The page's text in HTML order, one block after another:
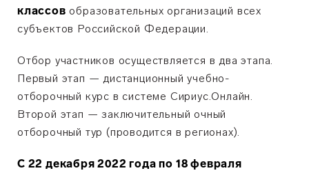
классов образовательных организаций всех
субъектов Российской Федерации.
Отбор участников осуществляется в два этапа.
Первый этап — дистанционный учебно-
отборочный курс в системе Сириус.Онлайн.
Второй этап — заключительный очный
отборочный тур (проводится в регионах).
С 22 декабря 2022 года по 18 февраля